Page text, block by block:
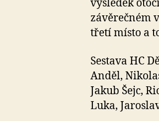
výsledek
závěrečném
třetí místo a
Sestava HC
Anděl,
Jakub Šejc,
Luka,